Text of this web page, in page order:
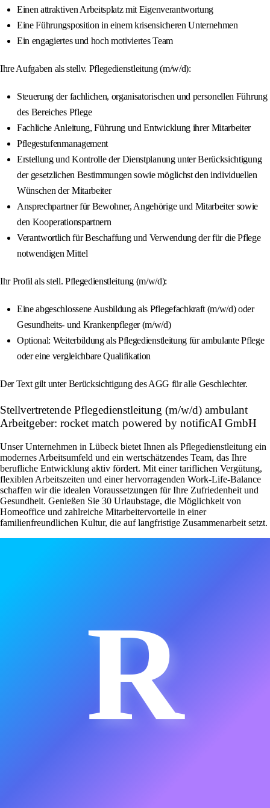
Einen attraktiven Arbeitsplatz mit Eigenverantwortung
Eine Führungsposition in einem krisensicheren Unternehmen
Ein engagiertes und hoch motiviertes Team
Ihre Aufgaben als stellv. Pflegedienstleitung (m/w/d):
Steuerung der fachlichen, organisatorischen und personellen Führung
des Bereiches Pflege
Fachliche Anleitung, Führung und Entwicklung ihrer Mitarbeiter
Pflegestufenmanagement
Erstellung und Kontrolle der Dienstplanung unter Berücksichtigung
der gesetzlichen Bestimmungen sowie möglichst den individuellen
Wünschen der Mitarbeiter
Ansprechpartner für Bewohner, Angehörige und Mitarbeiter sowie
den Kooperationspartnern
Verantwortlich für Beschaffung und Verwendung der für die Pflege
notwendigen Mittel
Ihr Profil als stell. Pflegedienstleitung (m/w/d):
Eine abgeschlossene Ausbildung als Pflegefachkraft (m/w/d) oder
Gesundheits- und Krankenpfleger (m/w/d)
Optional: Weiterbildung als Pflegedienstleitung für ambulante Pflege
oder eine vergleichbare Qualifikation
Der Text gilt unter Berücksichtigung des AGG für alle Geschlechter.
Stellvertretende Pflegedienstleitung (m/w/d) ambulant
Arbeitgeber: rocket match powered by notificAI GmbH
Unser Unternehmen in Lübeck bietet Ihnen als Pflegedienstleitung ein
modernes Arbeitsumfeld und ein wertschätzendes Team, das Ihre
berufliche Entwicklung aktiv fördert. Mit einer tariflichen Vergütung,
flexiblen Arbeitszeiten und einer hervorragenden Work-Life-Balance
schaffen wir die idealen Voraussetzungen für Ihre Zufriedenheit und
Gesundheit. Genießen Sie 30 Urlaubstage, die Möglichkeit von
Homeoffice und zahlreiche Mitarbeitervorteile in einer
familienfreundlichen Kultur, die auf langfristige Zusammenarbeit setzt.
R